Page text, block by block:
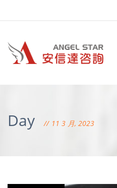
Day 11 3 月, 2023